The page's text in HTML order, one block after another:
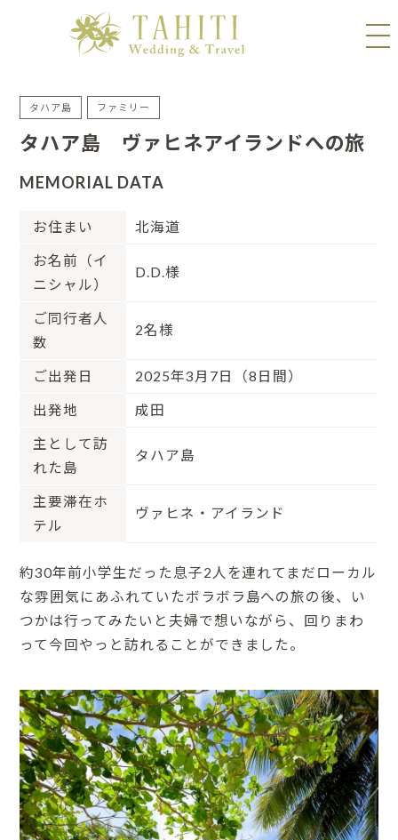
タハア島 ファミリー
タハア島 ヴァヒネアイランドへの旅
MEMORIAL DATA
お住まい 北海道
お名前（イ
ニシャル）
D.D.様
ご同行者人
数
2名様
ご出発日 2025年3月7日（8日間）
出発地 成田
主として訪
れた島
タハア島
主要滞在ホ
テル
ヴァヒネ・アイランド
約30年前小学生だった息子2人を連れてまだローカル
な雰囲気にあふれていたボラボラ島への旅の後、い
つかは行ってみたいと夫婦で想いながら、回りまわ
って今回やっと訪れることができました。